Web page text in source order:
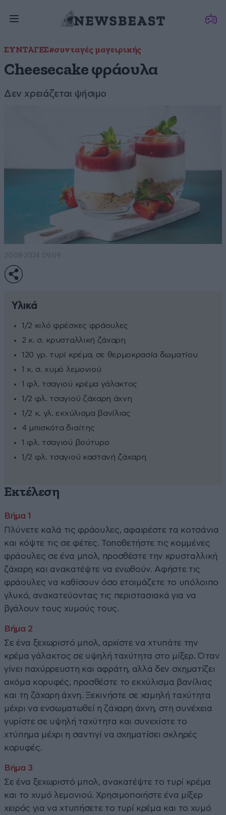
ΣΥΝΤΑΓΕΣ#συνταγές μαγειρικής
Cheesecake φράουλα
Δεν χρειάζεται ψήσιμο
20·08·2024 09:09
Υλικά
1/2 κιλό φρέσκες φράουλες
2 κ. σ. κρυσταλλική ζάχαρη
120 γρ. τυρί κρέμα, σε θερμοκρασία δωματίου
1 κ. σ. χυμό λεμονιού
1 φλ. τσαγιού κρέμα γάλακτος
1/2 φλ. τσαγιού ζάχαρη άχνη
1/2 κ. γλ. εκχύλισμα βανίλιας
4 μπισκότα διαίτης
1 φλ. τσαγιού βούτυρο
1/2 φλ. τσαγιού καστανή ζάχαρη
Εκτέλεση
Πλύνετε καλά τις φράουλες, αφαιρέστε τα κοτσάνια
και κόψτε τις σε φέτες. Τοποθετήστε τις κομμένες
φράουλες σε ένα μπολ, προσθέστε την κρυσταλλική
ζάχαρη και ανακατέψτε να ενωθούν. Αφήστε τις
φράουλες να καθίσουν όσο ετοιμάζετε το υπόλοιπο
γλυκό, ανακατεύοντας τις περιστασιακά για να
βγάλουν τους χυμούς τους.
Σε ένα ξεχωριστό μπολ, αρχίστε να χτυπάτε την
κρέμα γάλακτος σε υψηλή ταχύτητα στο μίξερ. Όταν
γίνει παχύρρευστη και αφράτη, αλλά δεν σχηματίζει
ακόμα κορυφές, προσθέστε το εκχύλισμα βανίλιας
και τη ζάχαρη άχνη. Ξεκινήστε σε χαμηλή ταχύτητα
μέχρι να ενσωματωθεί η ζάχαρη άχνη, στη συνέχεια
γυρίστε σε υψηλή ταχύτητα και συνεχίστε το
χτύπημα μέχρι η σαντιγί να σχηματίσει σκληρές
κορυφές.
Σε ένα ξεχωριστό μπολ, ανακατέψτε το τυρί κρέμα
και το χυμό λεμονιού. Χρησιμοποιήστε ένα μίξερ
χειρός για να χτυπήσετε το τυρί κρέμα και το χυμό